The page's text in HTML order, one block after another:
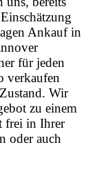
Ankauf in
für jeden
verkaufen
Wir
zu einem
frei in Ihrer
oder auch